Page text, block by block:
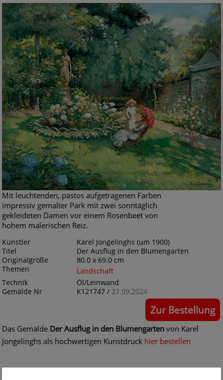
Mit leuchtenden, pastos aufgetragenen Farben
impressiv gemalter Park mit zwei sonntäglich
gekleideten Damen vor einem Rosenbeet von
hohem malerischen Reiz.
Künstler
Karel Jongelinghs (um 1900)
Titel
Der Ausflug in den Blumengarten
Originalgröße
80.0 x 69.0 cm
Themen
Landschaft
Technik
Öl/Leinwand
Gemälde Nr
K121747 / 27.09.2024
Zur Bestellung
Das Gemälde Der Ausflug in den Blumengarten von Karel
Jongelinghs als hochwertigen Kunstdruck hier bestellen